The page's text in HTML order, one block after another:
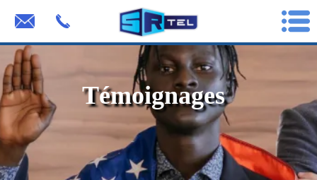
Témoignages